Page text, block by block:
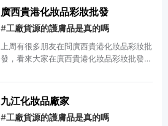
廣西貴港化妝品彩妝批發
#工廠貨源的護膚品是真的嗎
上周有很多朋友在問廣西貴港化妝品彩妝批
發，看來大家在廣西貴港化妝品彩妝批發這
家好好的講講有關廣西貴港化妝品彩妝批發
的具體內容，希望可以更好的幫助到大家！
廣州化妝品手工活_想在一諾嚴選找手工活
加工帶...在一諾嚴選里面找手工活的話,現
九江化妝品廠家
#工廠貨源的護膚品是真的嗎